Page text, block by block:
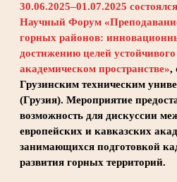
30.06.2025–01.07.2025
Научный Форум
горных районов:
достижению целей
академическом пространстве»,
Грузинским техническим
(Грузия). Мероприятие
возможность для дискуссии
европейских и кавказских
занимающихся подготовкой
развития горных территорий.